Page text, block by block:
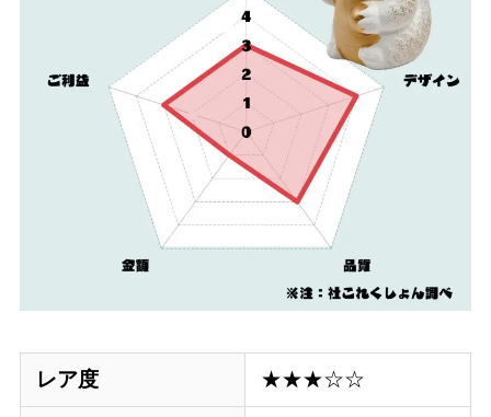
レア度 ★★★☆☆